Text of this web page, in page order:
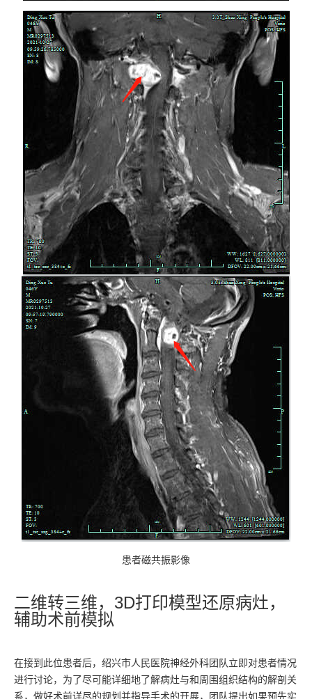
患者磁共振影像
二维转三维，3D打印模型还原病灶，
辅助术前模拟
在接到此位患者后，绍兴市人民医院神经外科团队立即对患者情况
进行讨论，为了尽可能详细地了解病灶与和周围组织结构的解剖关
系，做好术前详尽的规划并指导手术的开展，团队提出如果预先实